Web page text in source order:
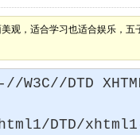
观，适合学习也适合娱乐，